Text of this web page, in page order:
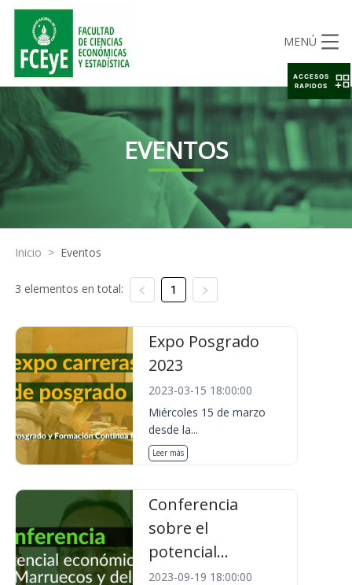
MENÚ
EVENTOS
Inicio > Eventos
3 elementos en total: 1
Expo Posgrado
2023
2023-03-15 18:00:00
Miércoles 15 de marzo
desde la...
Leer más
Conferencia
sobre el
potencial...
2023-09-19 18:00:00
ACCESOS
RAPIDOS